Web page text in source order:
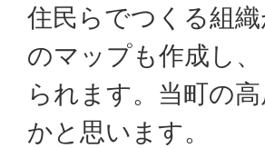
住民らでつくる組
のマップも作成し
られます。当町の
かと思います。